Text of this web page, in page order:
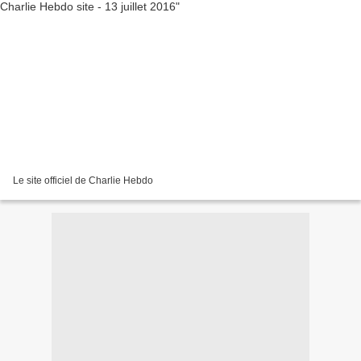
Le site officiel de Charlie Hebdo